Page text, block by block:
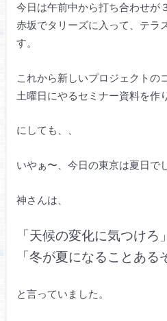
今日は午前中から打ち合わせが
赤坂でタリーズに入って、テラ
す。
これから新しいプロジェクトの
土曜日にやるセミナー資料を作
にしても、、
いやぁ〜、今日の東京は夏日で
神さんは、
「天候の変化に気つけろ」
「冬が夏になることある
と言っていました。